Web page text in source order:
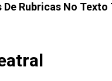
De Rubricas No